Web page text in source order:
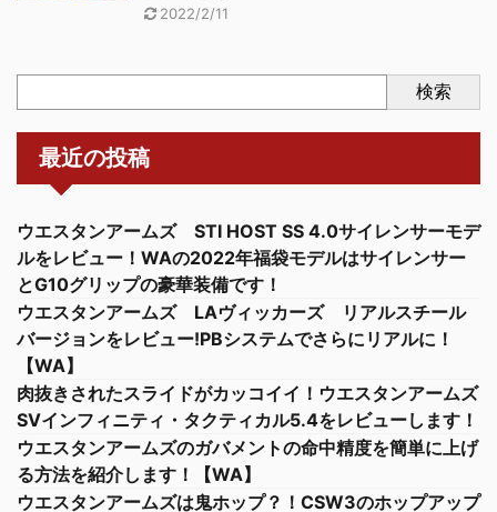
2022/2/11
検索
最近の投稿
ウエスタンアームズ STI HOST SS 4.0サイレンサーモデ
ルをレビュー！WAの2022年福袋モデルはサイレンサー
とG10グリップの豪華装備です！
ウエスタンアームズ LAヴィッカーズ リアルスチール
バージョンをレビュー!PBシステムでさらにリアルに！
【WA】
肉抜きされたスライドがカッコイイ！ウエスタンアームズ
SVインフィニティ・タクティカル5.4をレビューします！
ウエスタンアームズのガバメントの命中精度を簡単に上げ
る方法を紹介します！【WA】
ウエスタンアームズは鬼ホップ？！CSW3のホップアップ